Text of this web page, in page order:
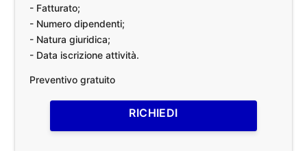
- Fatturato;
- Numero dipendenti;
- Natura giuridica;
- Data iscrizione attività.
Preventivo gratuito
RICHIEDI